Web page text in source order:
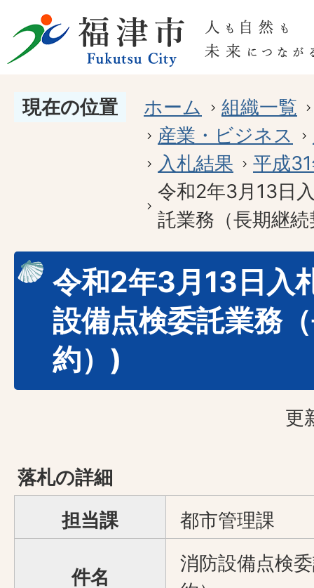
現在の位置 ホーム
組織一覧
産業・ビジネス
入札結果
平成
令和2年3月13日
託業務（長期継
令和2年3月13日入
設備点検委託業務
約）)
更
落札の詳細
担当課
都市管理課
件名
消防設備点検